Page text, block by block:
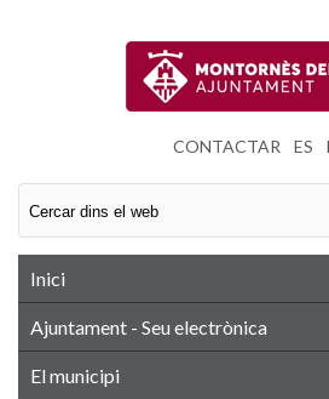
CONTACTAR ES
Inici
Ajuntament - Seu electrònica
El municipi